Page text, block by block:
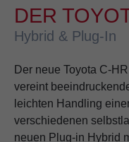
DER
Hybrid & Plug-In
Der neue Toyota C-
vereint
leichten Handling
verschiedenen
neuen Plug-in Hybrid